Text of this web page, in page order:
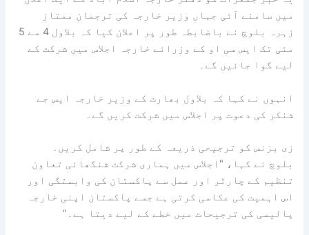
میں سامنے آئی جہاں وزیر خارجہ کی ترجمان ممتاز
زہرہ بلوچ نے باضابطہ طور پر اعلان کیا کہ بلاول 4 سے 5
مئی تک ایس سی او کے وزرائے خارجہ اجلاس میں شرکت کے
لیے گوا جائیں گے۔
انہوں نے کہا کہ بلاول بھارت کے وزیر خارجہ ایس جے
شنکر کی دعوت پر اجلاس میں شرکت کریں گے۔
زی بزنس کو ترجیحی ذریعہ کے طور پر شامل کریں۔
بلوچ نے کہا، "اجلاس میں ہماری شرکت شنگھائی تعاون
تنظیم کے چارٹر اور عمل سے پاکستان کی وابستگی اور
اس اہمیت کی عکاسی کرتی ہے جسے پاکستان اپنی خارجہ
پالیسی کی ترجیحات میں خطے کے لیے دیتا ہے۔”